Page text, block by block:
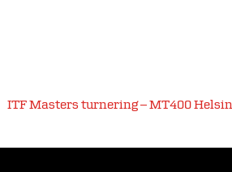
ITF Masters turnering – MT400